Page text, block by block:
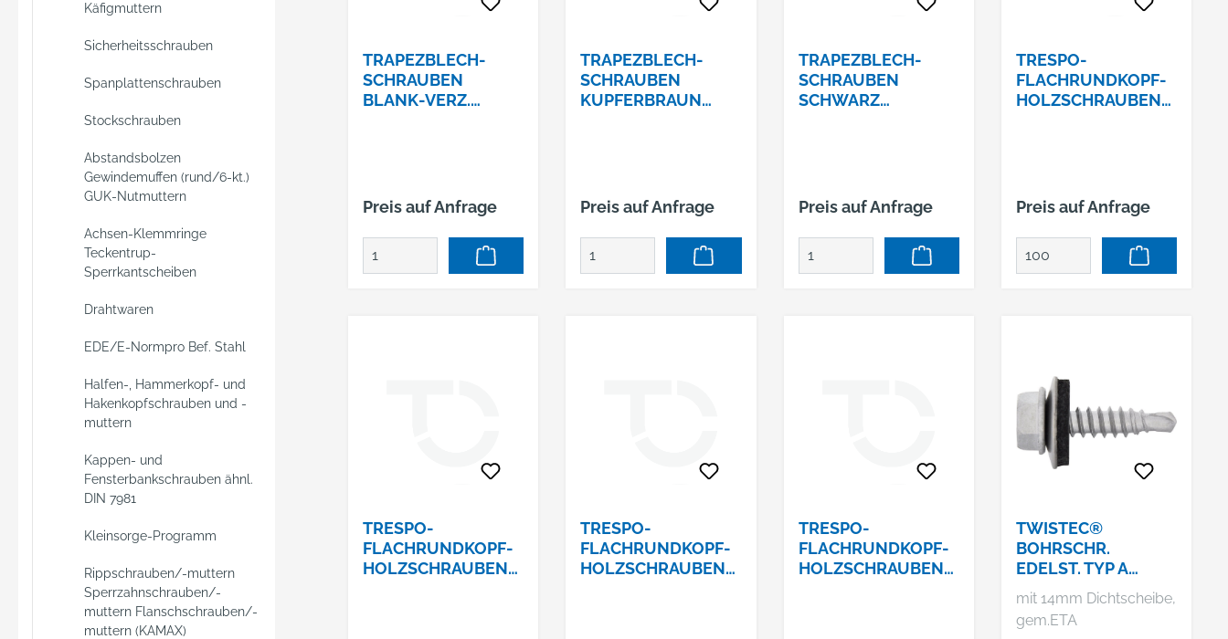
Käfigmuttern
Sicherheitsschrauben
Spanplattenschrauben
Stockschrauben
Abstandsbolzen
Gewindemuffen (rund/6-kt.)
GUK-Nutmuttern
Achsen-Klemmringe
Teckentrup-
Sperrkantscheiben
Drahtwaren
EDE/E-Normpro Bef. Stahl
Halfen-, Hammerkopf- und
Hakenkopfschrauben und -
muttern
Kappen- und
Fensterbankschrauben ähnl.
DIN 7981
Kleinsorge-Programm
Rippschrauben/-muttern
Sperrzahnschrauben/-
muttern Flanschschrauben/-
muttern (KAMAX)
TRAPEZBLECH-
SCHRAUBEN
BLANK-VERZ.
Preis auf Anfrage
TRAPEZBLECH-
SCHRAUBEN
KUPFERBRAUN
Preis auf Anfrage
TRAPEZBLECH-
SCHRAUBEN
SCHWARZ
Preis auf Anfrage
TRESPO-
FLACHRUNDKOPF-
HOLZSCHRAUBEN
Preis auf Anfrage
TRESPO-
FLACHRUNDKOPF-
HOLZSCHRAUBEN
TRESPO-
FLACHRUNDKOPF-
HOLZSCHRAUBEN
TRESPO-
FLACHRUNDKOPF-
HOLZSCHRAUBEN
TWISTEC®
BOHRSCHR.
EDELST. TYP A
4,8X20 À 250 STK.
mit 14mm Dichtscheibe,
gem.ETA